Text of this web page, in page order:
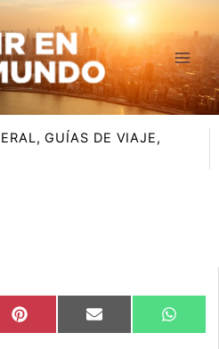
,GUÍAS DE VIAJE,
Compartir
en
Pinterest Compartir
en
Email
en